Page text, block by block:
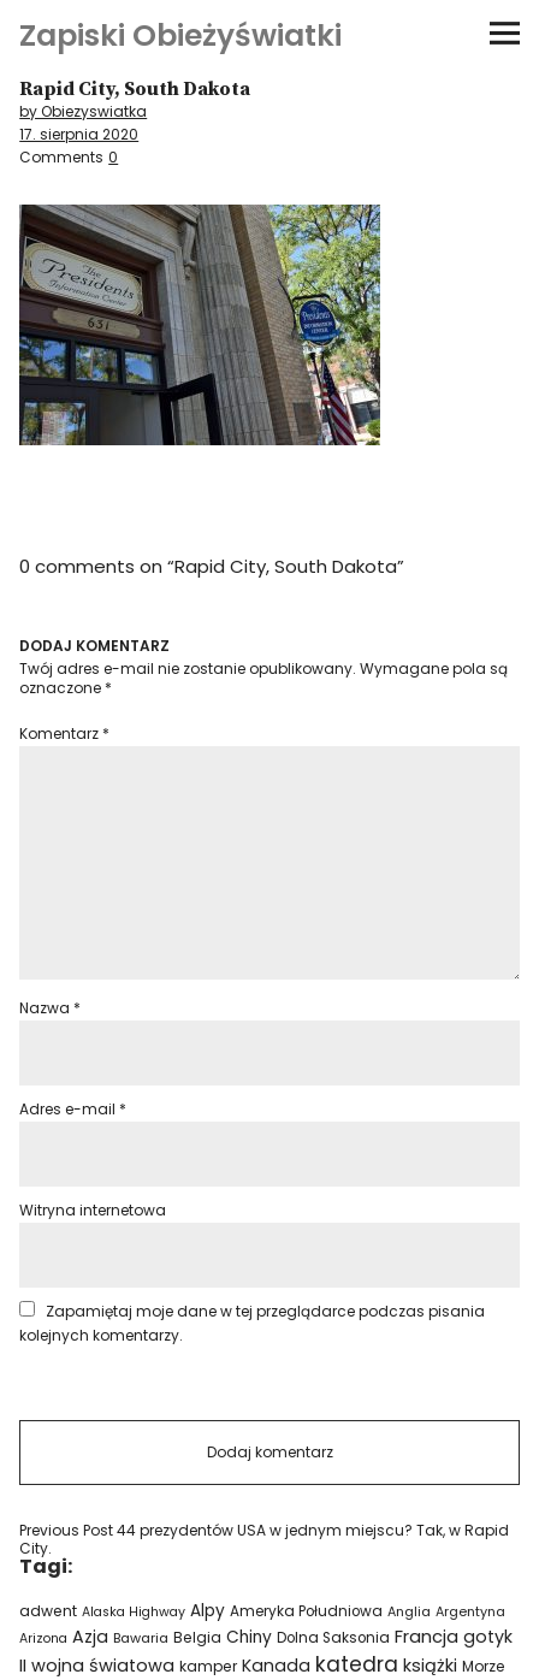
Zapiski Obieżyświatki
Podróże
Kultura i sztuka
Kątem oka
O-fiszki
Niezwyczajne ściany
Dom na kółkach
Rapid City, South Dakota
by Obiezyswiatka
17. sierpnia 2020
Comments 0
0 comments on “Rapid City, South Dakota”
DODAJ KOMENTARZ
Twój adres e-mail nie zostanie opublikowany. Wymagane pola są
oznaczone *
Komentarz *
Nazwa *
Adres e-mail *
Witryna internetowa
Zapamiętaj moje dane w tej przeglądarce podczas pisania
kolejnych komentarzy.
Previous Post44 prezydentów USA w jednym miejscu? Tak, w Rapid
City.
Tagi:
adwent Alaska Highway Alpy Ameryka Południowa Anglia Argentyna
Arizona Azja Bawaria Belgia Chiny Dolna Saksonia Francja gotyk
II wojna światowa kamper Kanada katedra książki Morze